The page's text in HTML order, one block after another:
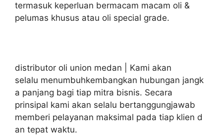
termasuk keperluan bermacam macam oli &
pelumas khusus atau oli special grade.
distributor oli union medan | Kami akan
selalu menumbuhkembangkan hubungan jangk
a panjang bagi tiap mitra bisnis. Secara
prinsipal kami akan selalu bertanggungjawab
memberi pelayanan maksimal pada tiap klien d
an tepat waktu.